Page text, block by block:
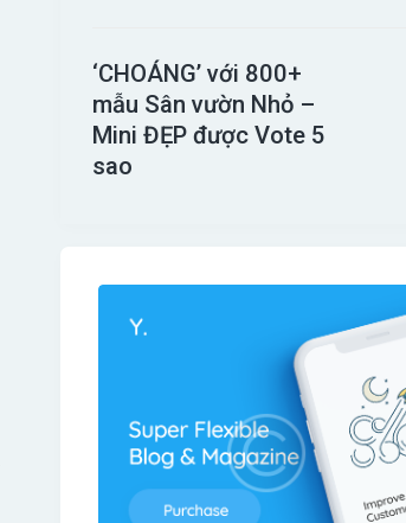
‘CHOÁNG’ với 800+
mẫu Sân vườn Nhỏ –
Mini ĐẸP được Vote 5
sao